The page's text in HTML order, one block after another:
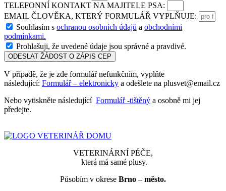
TELEFONNÍ KONTAKT NA MAJITELE PSA:
EMAIL ČLOVĚKA, KTERÝ FORMULÁŘ VYPLŇUJE:
Souhlasím s ochranou osobních údajů a obchodními
podmínkami.
Prohlašuji, že uvedené údaje jsou správné a pravdivé.
ODESLAT ŽÁDOST O ZÁPIS CEP
V případě, že je zde formulář nefunkčním, vyplňte
následující: Formulář – elektronicky a odešlete na plusvet@email.cz
Nebo vytiskněte následující Formulář -tištěný a osobně mi jej
předejte.
VETERINÁRNÍ PÉČE,
která má samé plusy.
Působím v okrese Brno – město.